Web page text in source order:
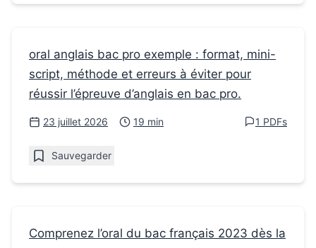
Fiches de révision
Oral anglais bac pro exemple : modèle clair
pour réussir
oral anglais bac pro exemple : format, mini-
script, méthode et erreurs à éviter pour
réussir l’épreuve d’anglais en bac pro.
23 juillet 2026 19 min 1 PDFs
Sauvegarder
Fiches de révision
Comprenez l’oral du bac français 2023 dès la